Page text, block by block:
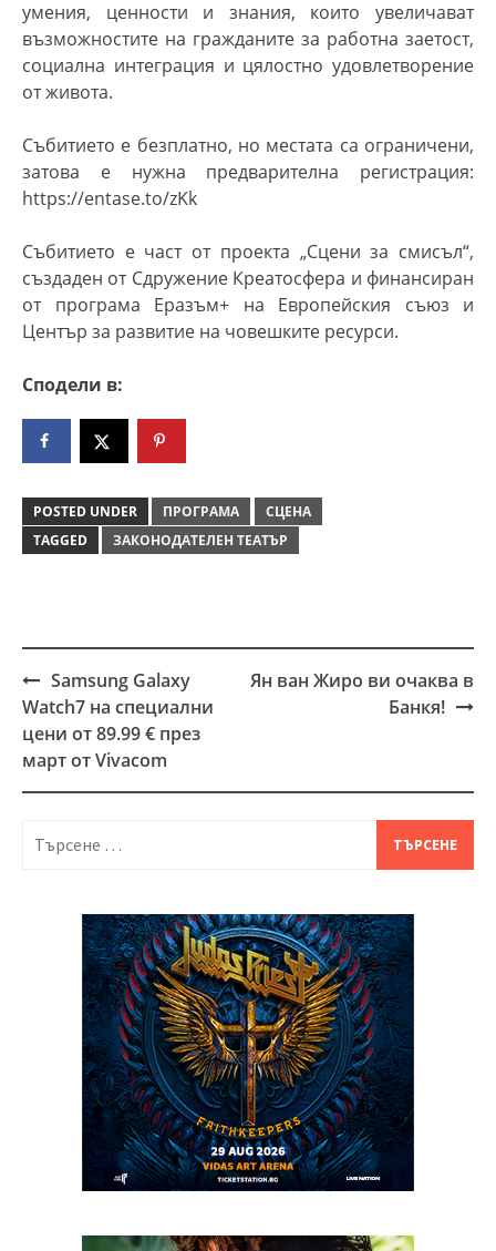
умения, ценности и знания, които увеличават
възможностите на гражданите за работна заетост,
социална интеграция и цялостно удовлетворение
от живота.
Събитието е безплатно, но местата са ограничени,
затова е нужна предварителна регистрация:
https://entase.to/zKk
Събитието е част от проекта „Сцени за смисъл“,
създаден от Сдружение Креатосфера и финансиран
от програма Еразъм+ на Европейския съюз и
Център за развитие на човешките ресурси.
Сподели в:
POSTED UNDER ПРОГРАМА
СЦЕНА
TAGGED
ЗАКОНОДАТЕЛЕН ТЕАТЪР
Post
navigation
Samsung Galaxy
Watch7 на специални
цени от 89.99 € през
март от Vivacom
Ян ван Жиро ви очаква в
Банкя!
Търсене